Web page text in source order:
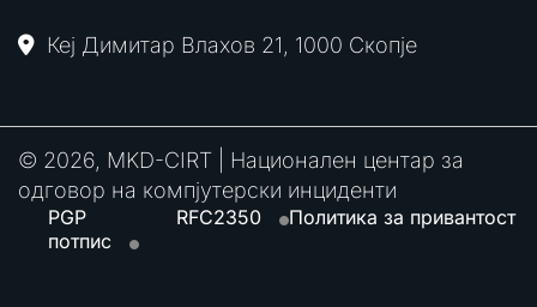
Кеј Димитар Влахов 21, 1000 Скопје
© 2026, MKD-CIRT | Национален центар за
одговор на компјутерски инциденти
PGP
потпис
RFC2350 Политика за привантост